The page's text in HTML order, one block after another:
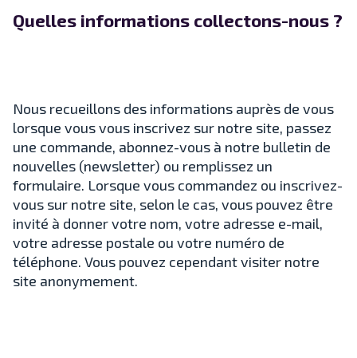
Quelles informations collectons-nous ?
Nous recueillons des informations auprès de vous
lorsque vous vous inscrivez sur notre site, passez
une commande, abonnez-vous à notre bulletin de
nouvelles (newsletter) ou remplissez un
formulaire. Lorsque vous commandez ou inscrivez-
vous sur notre site, selon le cas, vous pouvez être
invité à donner votre nom, votre adresse e-mail,
votre adresse postale ou votre numéro de
téléphone. Vous pouvez cependant visiter notre
site anonymement.